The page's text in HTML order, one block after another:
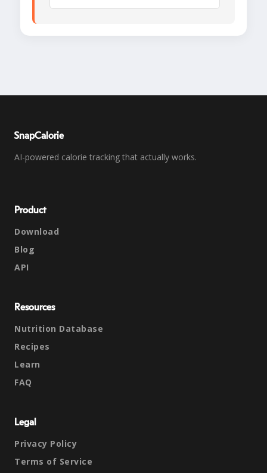
SnapCalorie
AI-powered calorie tracking that actually works.
Product
Download
Blog
API
Resources
Nutrition Database
Recipes
Learn
FAQ
Legal
Privacy Policy
Terms of Service